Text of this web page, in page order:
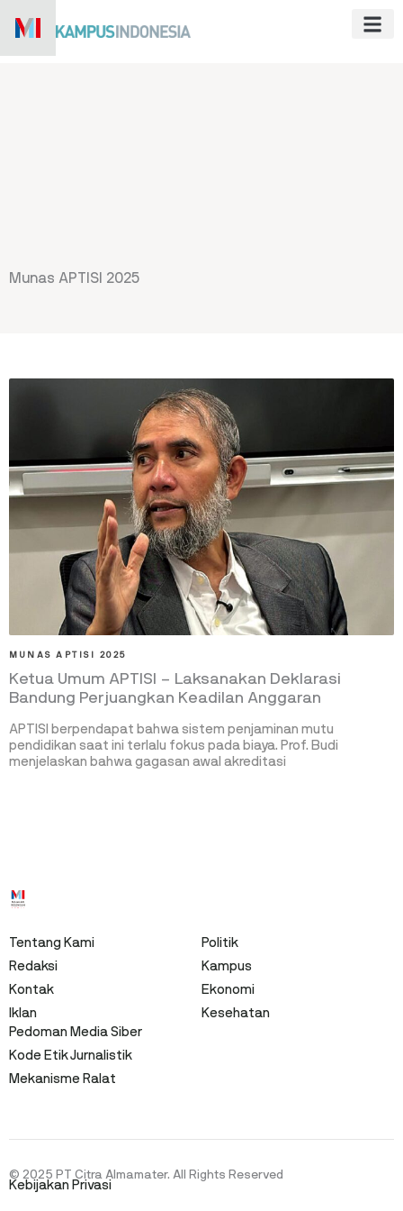
Munas APTISI 2025
MUNAS APTISI 2025
Ketua Umum APTISI – Laksanakan Deklarasi
Bandung Perjuangkan Keadilan Anggaran
APTISI berpendapat bahwa sistem penjaminan mutu
pendidikan saat ini terlalu fokus pada biaya. Prof. Budi
menjelaskan bahwa gagasan awal akreditasi
Tentang Kami
Redaksi
Kontak
Iklan
Politik
Kampus
Ekonomi
Kesehatan
Pedoman Media Siber
Kode Etik Jurnalistik
Mekanisme Ralat
© 2025 PT Citra Almamater. All Rights Reserved
Kebijakan Privasi